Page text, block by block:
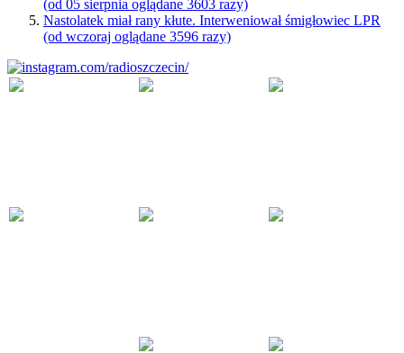
(od 05 sierpnia oglądane 3603 razy)
Nastolatek miał rany kłute. Interweniował śmigłowiec LPR
(od wczoraj oglądane 3596 razy)